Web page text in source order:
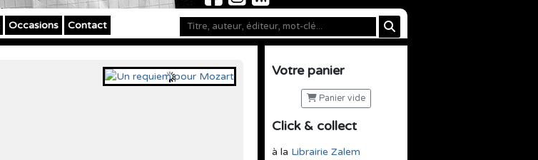
Occasions Contact
Votre panier
Panier vide
Click & collect
à la Librairie Zalem